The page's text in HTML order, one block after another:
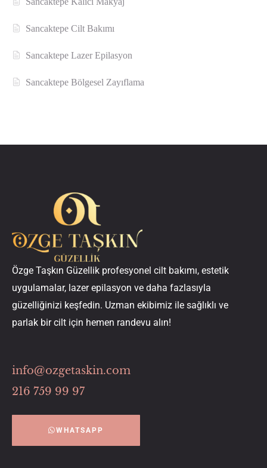
Sancaktepe Cilt Bakımı
Sancaktepe Lazer Epilasyon
Sancaktepe Bölgesel Zayıflama
Özge Taşkın Güzellik profesyonel cilt bakımı, estetik
uygulamalar, lazer epilasyon ve daha fazlasıyla
güzelliğinizi keşfedin. Uzman ekibimiz ile sağlıklı ve
parlak bir cilt için hemen randevu alın!
info@ozgetaskin.com
216 759 99 97
WHATSAPP